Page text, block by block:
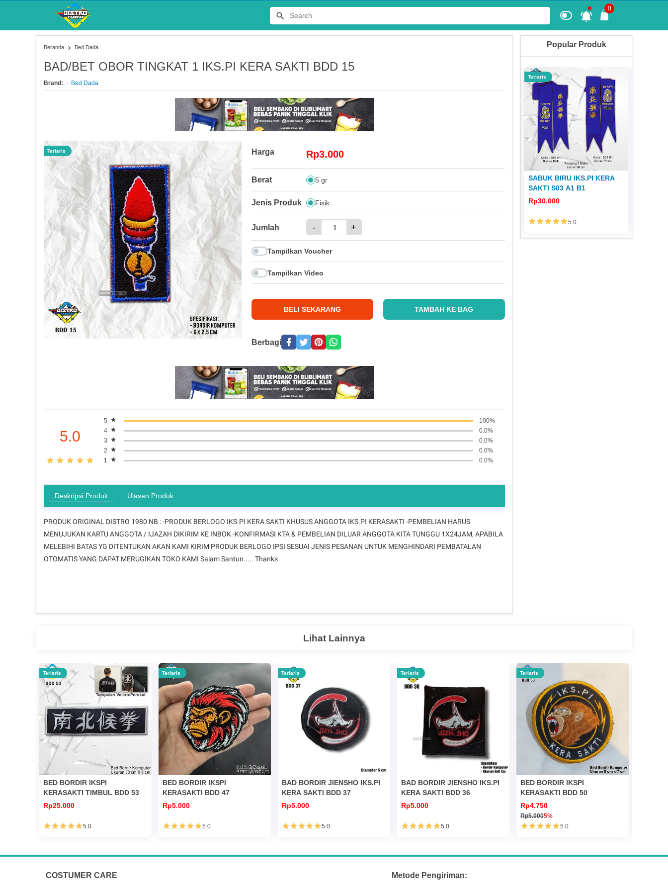
0
Beranda Bed Dada
BAD/BET OBOR TINGKAT 1 IKS.PI KERA SAKTI BDD 15
Brand: Bed Dada
Terlaris Harga Rp3.000
Berat 5 gr
Jenis Produk Fisik
Jumlah - +
Tampilkan Voucher
Tampilkan Video
BELI SEKARANG TAMBAH KE BAG
Berbagi
5.0
5
100%
4
0.0%
3
0.0%
2
0.0%
1
0.0%
Deskripsi Produk Ulasan Produk
PRODUK ORIGINAL DISTRO 1980 NB : -PRODUK BERLOGO IKS.PI KERA SAKTI KHUSUS ANGGOTA IKS.PI KERASAKTI -PEMBELIAN HARUS
MENUJUKAN KARTU ANGGOTA / IJAZAH DIKIRIM KE INBOK -KONFIRMASI KTA & PEMBELIAN DILUAR ANGGOTA KITA TUNGGU 1X24JAM, APABILA
MELEBIHI BATAS YG DITENTUKAN AKAN KAMI KIRIM PRODUK BERLOGO IPSI SESUAI JENIS PESANAN UNTUK MENGHINDARI PEMBATALAN
OTOMATIS YANG DAPAT MERUGIKAN TOKO KAMI Salam Santun..... Thanks
Popular Produk
Terlaris
SABUK BIRU IKS.PI KERA
SAKTI S03 A1 B1
Rp30.000
5.0
Lihat Lainnya
Terlaris
BED BORDIR IKSPI
KERASAKTI TIMBUL BDD 53
Rp25.000
5.0
Terlaris
BED BORDIR IKSPI
KERASAKTI BDD 47
Rp5.000
5.0
Terlaris
BAD BORDIR JIENSHO IKS.PI
KERA SAKTI BDD 37
Rp5.000
5.0
Terlaris
BAD BORDIR JIENSHO IKS.PI
KERA SAKTI BDD 36
Rp5.000
5.0
Terlaris
BED BORDIR IKSPI
KERASAKTI BDD 50
Rp4.750
Rp5.0005%
5.0
COSTUMER CARE Metode Pengiriman: